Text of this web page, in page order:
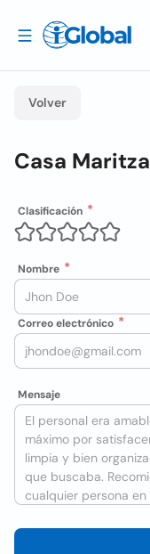
Volver
Casa Maritza
Clasificación
Nombre
Correo electrónico
Mensaje